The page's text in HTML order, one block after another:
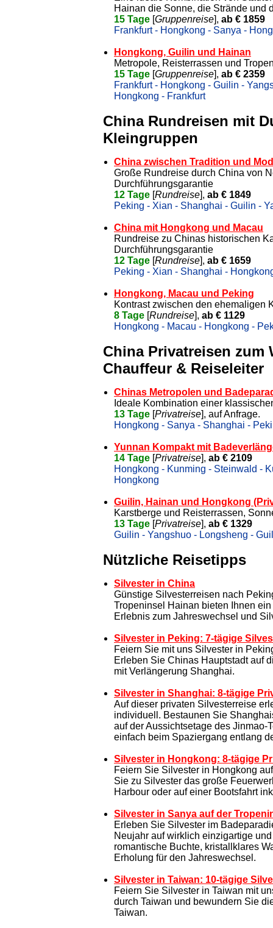
Hainan die Sonne, die Strände und
15 Tage [Gruppenreise], ab € 1859
Frankfurt - Hongkong - Sanya -
Hongkong, Guilin und Hainan
Metropole, Reisterrassen und
15 Tage [Gruppenreise], ab € 2359
Frankfurt - Hongkong - Guilin -
Hongkong - Frankfurt
China Rundreisen mit
Kleingruppen
China zwischen Tradition und
Große Rundreise durch China von
Durchführungsgarantie
12 Tage [Rundreise], ab € 1849
Peking - Xian - Shanghai - Guilin -
China mit Hongkong und Macau
Rundreise zu Chinas historischen
Durchführungsgarantie
12 Tage [Rundreise], ab € 1659
Peking - Xian - Shanghai -
Hongkong, Macau und Peking
Kontrast zwischen den ehemaligen
8 Tage [Rundreise], ab € 1129
Hongkong - Macau - Hongkong -
China Privatreisen zum
Chauffeur & Reiseleiter
Chinas Metropolen und
Ideale Kombination einer
13 Tage [Privatreise], auf Anfrage.
Hongkong - Sanya - Shanghai -
Yunnan Kompakt mit
14 Tage [Privatreise], ab € 2109
Hongkong - Kunming - Steinwald -
Hongkong
Guilin, Hainan und Hongkong
Karstberge und Reisterrassen,
13 Tage [Privatreise], ab € 1329
Guilin - Yangshuo - Longsheng -
Nützliche Reisetipps
Silvester in China
Günstige Silvesterreisen nach
Tropeninsel Hainan bieten Ihnen
Erlebnis zum Jahreswechsel und
Silvester in Peking: 7-tägige
Feiern Sie mit uns Silvester in
Erleben Sie Chinas Hauptstadt auf
mit Verlängerung Shanghai.
Silvester in Shanghai: 8-tägige
Auf dieser privaten Silvesterreise
individuell. Bestaunen Sie
auf der Aussichtsetage des Jinmao-
einfach beim Spaziergang entlang
Silvester in Hongkong: 8-tägige
Feiern Sie Silvester in Hongkong
Sie zu Silvester das große
Harbour oder auf einer Bootsfahrt
Silvester in Sanya auf der
Erleben Sie Silvester im
Neujahr auf wirklich einzigartige
romantische Buchte, kristallklares
Erholung für den Jahreswechsel.
Silvester in Taiwan: 10-tägige
Feiern Sie Silvester in Taiwan mit
durch Taiwan und bewundern Sie
Taiwan.